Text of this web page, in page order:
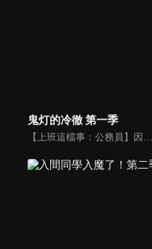
鬼灯的冷徹 第一季
【上班這檔事：公務員】因為戰後的人口爆發、惡靈的兇暴化，地獄被亡者擠得水洩不通的今日，飽受人手不足所苦的地獄陷入了前所未見的混亂。在這之中，有一個在幕後代替手足無措的閻魔大王為各式各樣的問題負責善後的傑出人才，他的名字是閻魔大王的第一補佐官鬼灯！